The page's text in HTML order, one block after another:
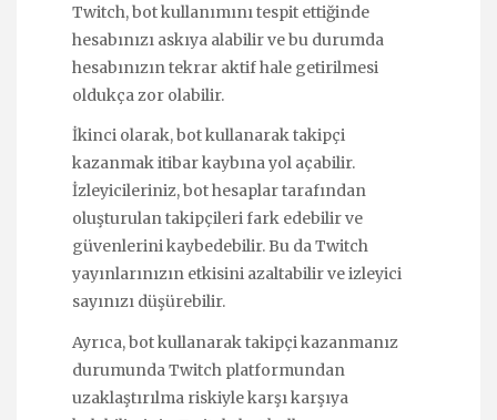
Twitch, bot kullanımını tespit ettiğinde
hesabınızı askıya alabilir ve bu durumda
hesabınızın tekrar aktif hale getirilmesi
oldukça zor olabilir.
İkinci olarak, bot kullanarak takipçi
kazanmak itibar kaybına yol açabilir.
İzleyicileriniz, bot hesaplar tarafından
oluşturulan takipçileri fark edebilir ve
güvenlerini kaybedebilir. Bu da Twitch
yayınlarınızın etkisini azaltabilir ve izleyici
sayınızı düşürebilir.
Ayrıca, bot kullanarak takipçi kazanmanız
durumunda Twitch platformundan
uzaklaştırılma riskiyle karşı karşıya